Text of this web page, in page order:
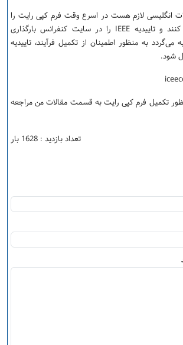
انگلیسی لازم هست در اسرع وقت فرم کپی رایت را
در سایت IEEE کامل کنند و تاییدیه IEEE را در سایت کنفرانس بارگذاری
می‌گردد به منظور اطمینان از تکمیل فرآیند، تاییدیه
تکمیل فرم کپی رایت به قسمت مقالات من مراجعه
تعداد بازدید : 1628 بار